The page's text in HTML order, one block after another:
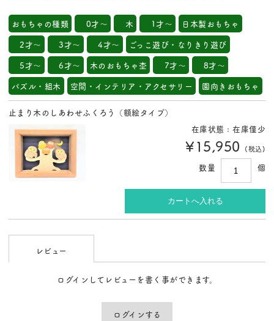
おもちゃの種類 0才～ 木 1才～
日本製おもちゃ
2才～
3才～ 4才～
ごっこ遊び・なりきり遊び
5才～
6才～ 木のおもちゃ杢 7才～
8才～
パズル・組木
空間・インテリア・アクセサリー 園向きおもちゃ
止まり木のしあわせふくろう（額絵タイプ）
在庫状態 : 在庫僅少
¥15,950 (税込)
数量 個
レビュー
ログインしてレビューを書く事ができます。
ログインする